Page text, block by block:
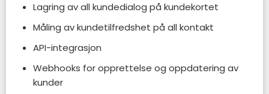
Lagring av all kundedialog på kundekortet
Måling av kundetilfredshet på all kontakt
API-integrasjon
Webhooks for opprettelse og oppdatering av
kunder